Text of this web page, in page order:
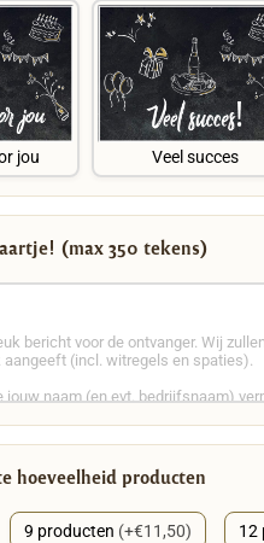
jou Veel succes
(max 350 tekens)
hoeveelheid producten
9 producten (+€11,50) 12